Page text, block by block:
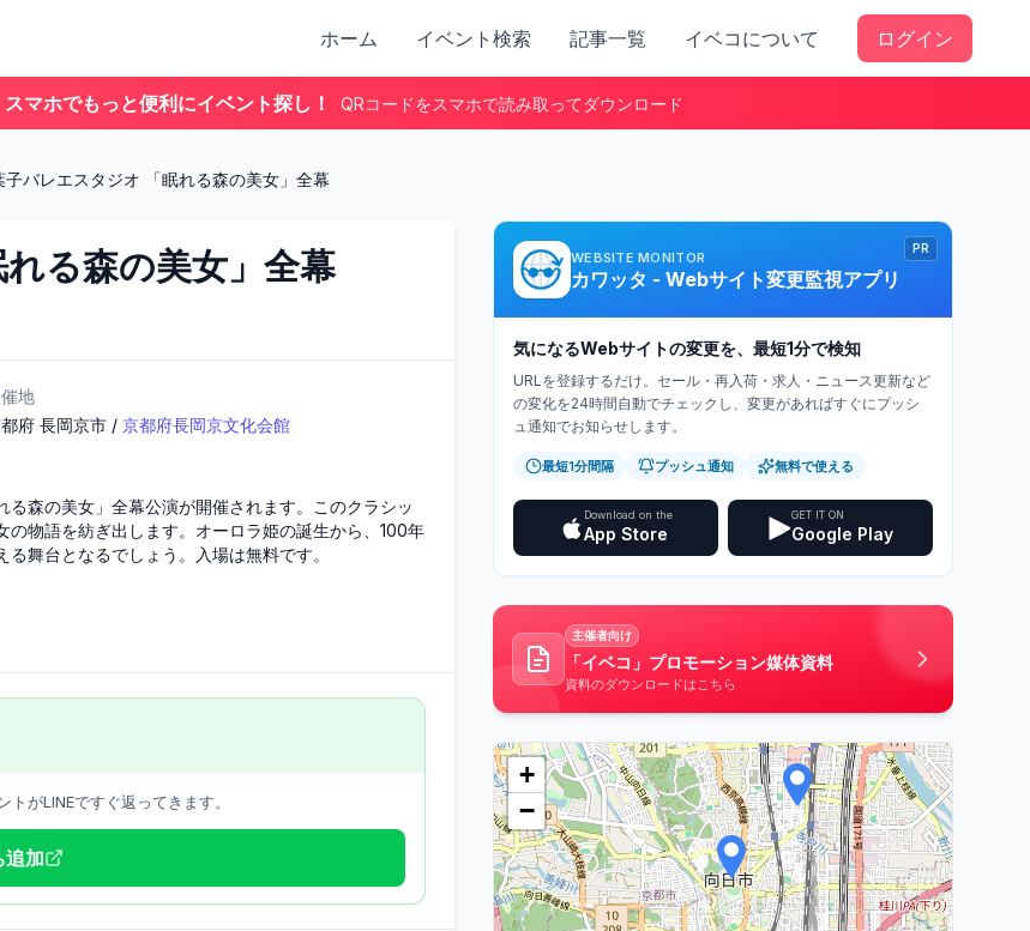
ホーム イベント検索 記事一覧 イベコについて ログイン
マホでもっと便利にイベント探し！ QRコードをスマホで読み取ってダウンロード
子バレエスタジオ 「眠れる森の美女」全幕
る森の美女」全幕
地
府 長岡京市 / 京都府長岡京文化会館
森の美女」全幕公演が開催されます。このクラシッ
物語を紡ぎ出します。オーロラ姫の誕生から、100年
舞台となるでしょう。入場は無料です。
がLINEですぐ返ってきます。
追加
PR
WEBSITE MONITOR
カワッタ - Webサイト変更監視アプリ
気になるWebサイトの変更を、最短1分で検知
URLを登録するだけ。セール・再入荷・求人・ニュース更新など
の変化を24時間自動でチェックし、変更があればすぐにプッシ
ュ通知でお知らせします。
最短1分間隔 プッシュ通知 無料で使える
Download on the
App Store
GET IT ON
Google Play
主催者向け
「イベコ」プロモーション媒体資料
資料のダウンロードはこちら
+
−